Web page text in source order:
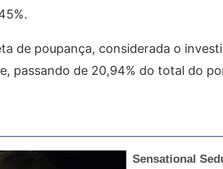
de poupança, considerada o
passando de 20,94% do total do